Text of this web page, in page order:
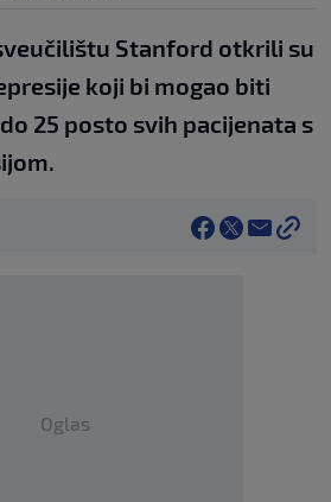
Stanford otkrili su
koji bi mogao biti
25 posto svih pacijenata s
Oglas